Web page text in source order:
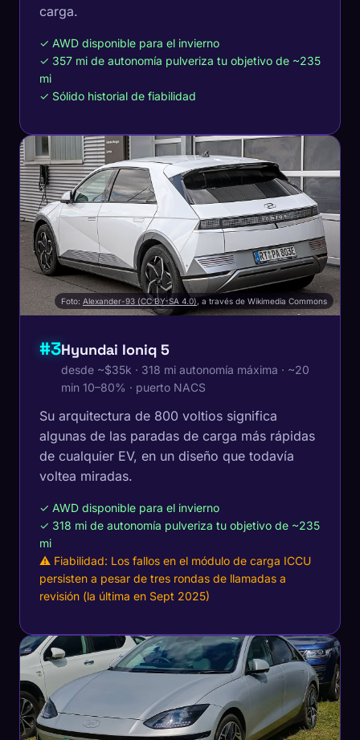
carga.
✓ AWD disponible para el invierno
✓ 357 mi de autonomía pulveriza tu objetivo de ~235
mi
✓ Sólido historial de fiabilidad
Foto: Alexander-93 (CC BY-SA 4.0), a través de Wikimedia Commons
#3Hyundai Ioniq 5
desde ~$35k · 318 mi autonomía máxima · ~20
min 10–80% · puerto NACS
Su arquitectura de 800 voltios significa
algunas de las paradas de carga más rápidas
de cualquier EV, en un diseño que todavía
voltea miradas.
✓ AWD disponible para el invierno
✓ 318 mi de autonomía pulveriza tu objetivo de ~235
mi
⚠ Fiabilidad: Los fallos en el módulo de carga ICCU
persisten a pesar de tres rondas de llamadas a
revisión (la última en Sept 2025)